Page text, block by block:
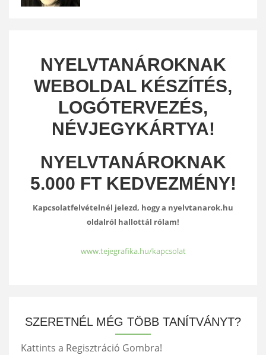
NYELVTANÁROKNAK
WEBOLDAL KÉSZÍTÉS,
LOGÓTERVEZÉS,
NÉVJEGYKÁRTYA!
NYELVTANÁROKNAK
5.000 FT KEDVEZMÉNY!
Kapcsolatfelvételnél jelezd, hogy a nyelvtanarok.hu
oldalról hallottál rólam!
www.tejegrafika.hu/kapcsolat
SZERETNÉL MÉG TÖBB TANÍTVÁNYT?
Kattints a Regisztráció Gombra!